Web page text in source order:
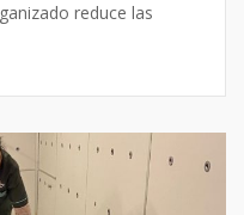
reduce las